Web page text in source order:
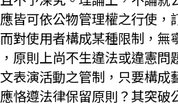
皆可依公物管理權之行使，
對使用者構成某種限制，無
原則上尚不生違法或違憲問
表演活動之管制，只要構成
恪遵法律保留原則？其突破